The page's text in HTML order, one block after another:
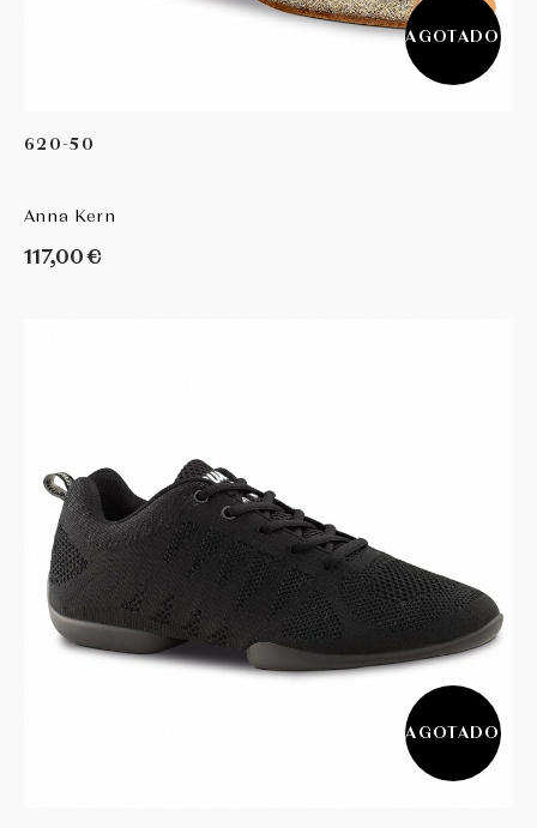
620-50
Anna Kern
117,00 €
AGOTADO
AGOTADO